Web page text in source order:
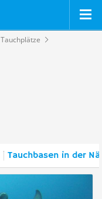
Tauchplätze
Tauchbasen in der